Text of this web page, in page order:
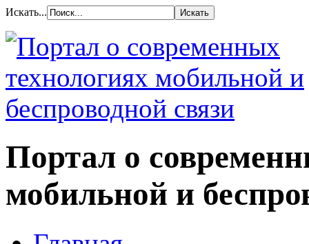
Искать...
Портал о
мобильной и